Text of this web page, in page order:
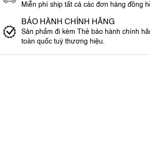
Miễn phí ship tất cả các đơn hàng đồng
BẢO HÀNH CHÍNH HÃNG
Sản phẩm đi kèm Thẻ bảo hành chính
toàn quốc tuỳ thương hiệu.